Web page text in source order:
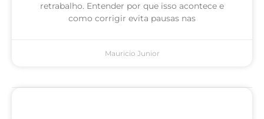
retrabalho. Entender por que isso acontece e
como corrigir evita pausas nas
Mauricio Junior